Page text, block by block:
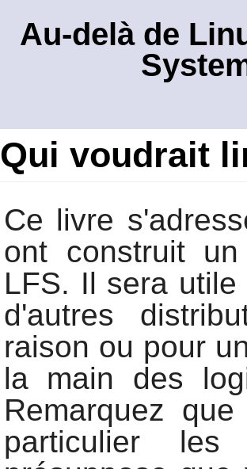
Au-delà de
Qui voudrait
Ce livre
ont construit
LFS. Il sera
d'autres
raison ou pour
la main des
Remarquez
particulier les